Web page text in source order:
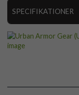
SPECIFIKATIONER
Artikelnummer
Passar till